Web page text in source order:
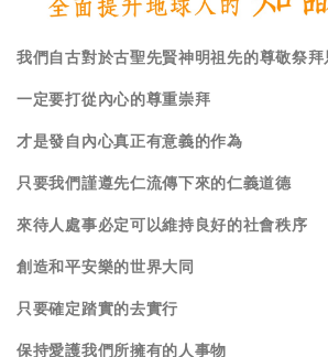
我們自古對於古聖先賢神明祖先的尊敬祭
一定要打從內心的尊重崇拜
才是發自內心真正有意義的作為
只要我們謹遵先仁流傳下來的仁義道德
來待人處事必定可以維持良好的社會秩序
創造和平安樂的世界大同
只要確定踏實的去實行
保持愛護我們所擁有的人事物